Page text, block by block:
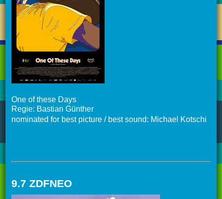
One of these Days
Regie: Bastian Günther
nominated for best picture / best sound: Michael Kotschi
9.7 ZDFNEO